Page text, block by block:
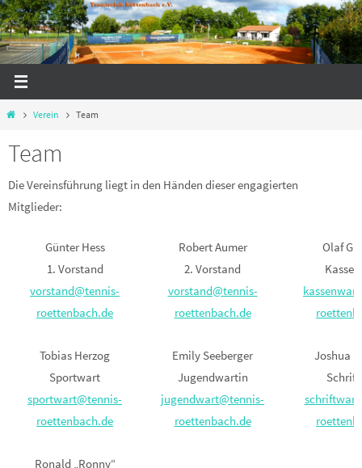
Zum
Inhalt
springen
StartVerein Team
Team
Die Vereinsführung liegt in den Händen dieser engagierten
Mitglieder:
Günter Hess
1. Vorstand
vorstand@tennis-
roettenbach.de
Robert Aumer
2. Vorstand
vorstand@tennis-
roettenbach.de
Olaf
Tobias Herzog
Sportwart
sportwart@tennis-
roettenbach.de
Emily Seeberger
Jugendwartin
jugendwart@tennis-
roettenbach.de
Joshua
Ronald „Ronny“